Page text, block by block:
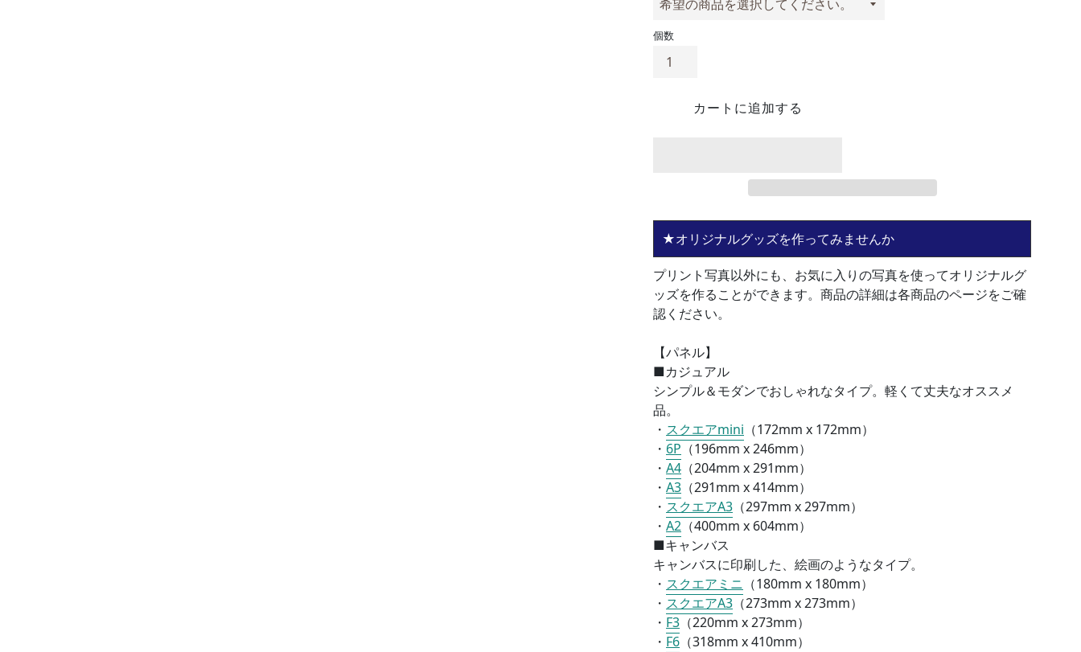
個数
カートに追加する
★オリジナルグッズを作ってみませんか
プリント写真以外にも、お気に入りの写真を使ってオリジナルグ
ッズを作ることができます。商品の詳細は各商品のページをご確
認ください。
【パネル】
■カジュアル
シンプル＆モダンでおしゃれなタイプ。軽くて丈夫なオススメ
品。
・ スクエアmini （172mm x 172mm）
・ 6P （196mm x 246mm）
・ A4 （204mm x 291mm）
・ A3 （291mm x 414mm）
・ スクエアA3 （297mm x 297mm）
・ A2 （400mm x 604mm）
■キャンバス
キャンバスに印刷した、絵画のようなタイプ。
・ スクエアミニ （180mm x 180mm）
・ スクエアA3 （273mm x 273mm）
・ F3 （220mm x 273mm）
・ F6 （318mm x 410mm）